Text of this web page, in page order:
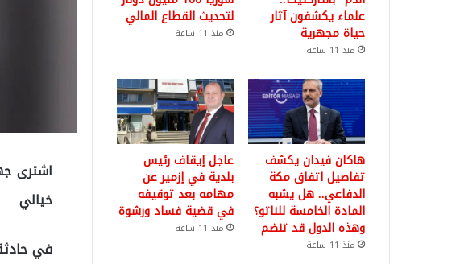
خيالي
علماء يكشفون آثار
حياة مجهرية
منذ 11 ساعة
لتحديث القطاع المالي
منذ 11 ساعة
هاكان فيدان يكشف
تفاصيل اتفاق مكة
الدفاعي.. هل يشبه
المادة الخامسة للناتو؟
وهذه الدول قد تنضم
منذ 11 ساعة
عاجل إيقاف رئيس
بلدية في إزمير عن
مهامه بعد توقيفه
في قضية فساد ورشوة
منذ 11 ساعة